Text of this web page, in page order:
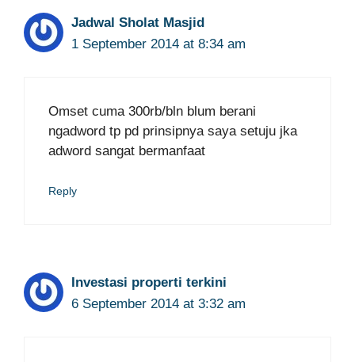
Jadwal Sholat Masjid
1 September 2014 at 8:34 am
Omset cuma 300rb/bln blum berani
ngadword tp pd prinsipnya saya setuju jka
adword sangat bermanfaat
Reply
Investasi properti terkini
6 September 2014 at 3:32 am